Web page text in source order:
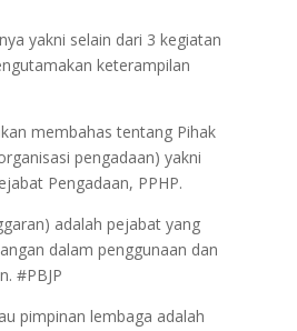
yakni selain dari 3 kegiatan
keterampilan
membahas tentang Pihak
pengadaan) yakni
Pengadaan, PPHP.
adalah pejabat yang
dalam penggunaan dan
#PBJP
pimpinan lembaga adalah